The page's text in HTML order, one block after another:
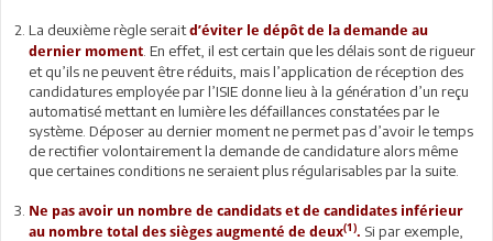
La deuxième règle seraitd’éviter le dépôt de la demande au
dernier moment . En effet, il est certain que les délais sont de rigueur
et qu’ils ne peuvent être réduits, mais l’application de réception des
candidatures employée par l’ISIE donne lieu à la génération d’un reçu
automatisé mettant en lumière les défaillances constatées par le
système. Déposer au dernier moment ne permet pas d’avoir le temps
de rectifier volontairement la demande de candidature alors même
que certaines conditions ne seraient plus régularisables par la suite.
Ne pas avoir un nombre de candidats et de candidates inférieur
au nombre total des sièges augmenté de deux(1). Si par exemple,